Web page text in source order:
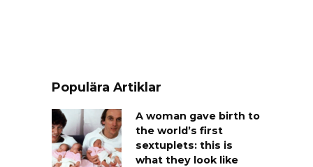
Populära Artiklar
A woman gave birth to
the world’s first
sextuplets: this is
what they look like